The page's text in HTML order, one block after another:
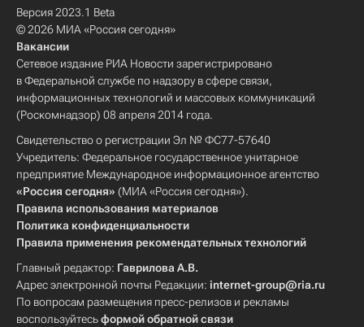
Версия 2023.1 Beta
© 2026 МИА «Россия сегодня»
Вакансии
Сетевое издание РИА Новости зарегистрировано
в Федеральной службе по надзору в сфере связи,
информационных технологий и массовых коммуникаций
(Роскомнадзор) 08 апреля 2014 года.
Свидетельство о регистрации Эл № ФС77-57640
Учредитель: Федеральное государственное унитарное
предприятие Международное информационное агентство
«Россия сегодня» (МИА «Россия сегодня»).
Правила использования материалов
Политика конфиденциальности
Правила применения рекомендательных технологий
Главный редактор: Гаврилова А.В.
Адрес электронной почты Редакции: internet-group@ria.ru
По вопросам размещения пресс-релизов и рекламы
воспользуйтесьформой обратной связи